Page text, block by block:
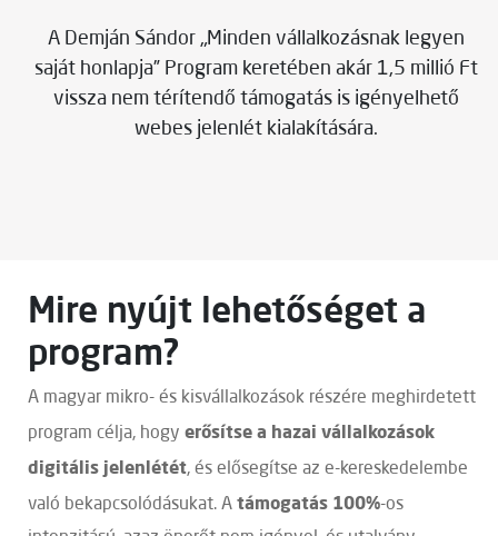
A Demján Sándor „Minden vállalkozásnak legyen
saját honlapja” Program keretében akár 1,5 millió Ft
vissza nem térítendő támogatás is igényelhető
webes jelenlét kialakítására.
Mire nyújt lehetőséget a
program?
A magyar mikro- és kisvállalkozások részére meghirdetett
program célja, hogy erősítse a hazai vállalkozások
digitális jelenlétét, és elősegítse az e-kereskedelembe
való bekapcsolódásukat. A támogatás 100%-os